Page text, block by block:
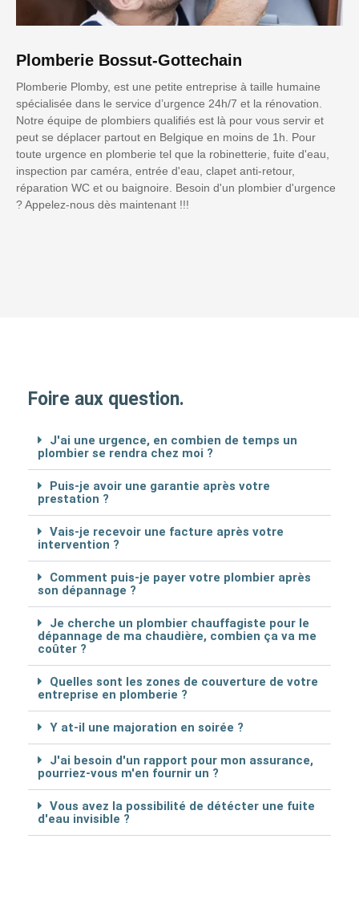
Plomberie Bossut-Gottechain
Plomberie Plomby, est une petite entreprise à taille humaine
spécialisée dans le service d’urgence 24h/7 et la rénovation.
Notre équipe de plombiers qualifiés est là pour vous servir et
peut se déplacer partout en Belgique en moins de 1h. Pour
toute urgence en plomberie tel que la robinetterie, fuite d'eau,
inspection par caméra, entrée d'eau, clapet anti-retour,
réparation WC et ou baignoire. Besoin d'un plombier d'urgence
? Appelez-nous dès maintenant !!!
Foire aux question.
J'ai une urgence, en combien de temps un
plombier se rendra chez moi ?
Puis-je avoir une garantie après votre
prestation ?
Vais-je recevoir une facture après votre
intervention ?
Comment puis-je payer votre plombier après
son dépannage ?
Je cherche un plombier chauffagiste pour le
dépannage de ma chaudière, combien ça va me
coûter ?
Quelles sont les zones de couverture de votre
entreprise en plomberie ?
Y at-il une majoration en soirée ?
J'ai besoin d'un rapport pour mon assurance,
pourriez-vous m'en fournir un ?
Vous avez la possibilité de détécter une fuite
d'eau invisible ?